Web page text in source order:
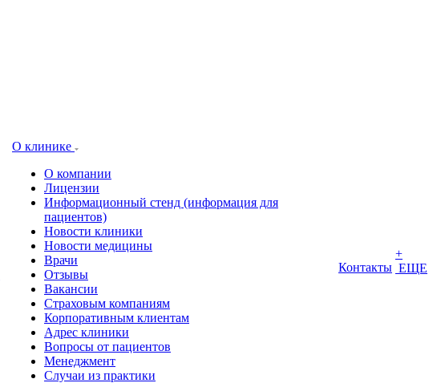
О клинике
О компании
Лицензии
Информационный стенд (информация для
пациентов)
Новости клиники
Новости медицины
Врачи
Отзывы
Вакансии
Страховым компаниям
Корпоративным клиентам
Адрес клиники
Вопросы от пациентов
Менеджмент
Случаи из практики
Контакты
+
ЕЩЕ